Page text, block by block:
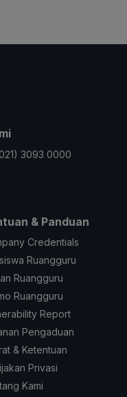
3093 0000
& Panduan
Credentials
Ruangguru
Ruangguru
Ruangguru
Report
Pengaduan
& Ketentuan
Privasi
Kami